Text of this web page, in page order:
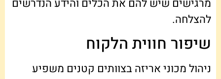
מרגישים שיש להם את הכלים והידע הנדרשים
להצלחה.
שיפור חווית הלקוח
ניהול מכוני אריזה בצוותים קטנים משפיע